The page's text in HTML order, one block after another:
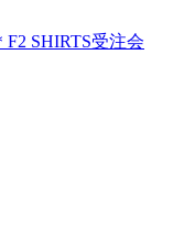
SHIRTS受注会